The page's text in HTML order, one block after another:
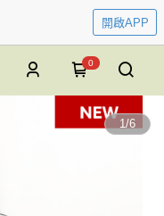
開啟APP
0
1/6